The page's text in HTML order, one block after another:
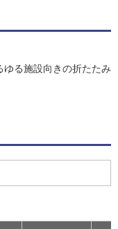
る施設向きの折たたみ